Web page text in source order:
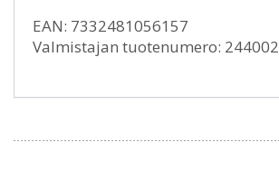
EAN: 7332481056157
Valmistajan tuotenumero: 244002